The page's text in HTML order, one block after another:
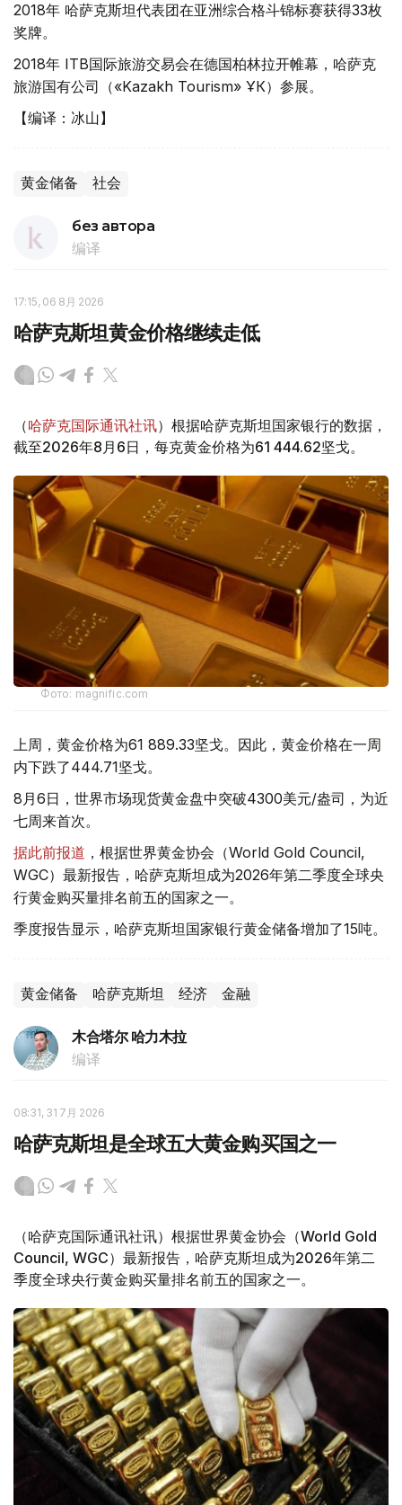
2018年 哈萨克斯坦代表团在亚洲综合格斗锦标赛获得33枚
奖牌。
2018年 ITB国际旅游交易会在德国柏林拉开帷幕，哈萨克
旅游国有公司（«Kazakh Tourism» ҰК）参展。
【编译：冰山】
黄金储备 社会
без автора
编译
17:15, 06 8月 2026
哈萨克斯坦黄金价格继续走低
（哈萨克国际通讯社讯）根据哈萨克斯坦国家银行的数据，
截至2026年8月6日，每克黄金价格为61 444.62坚戈。
Фото: magnific.com
上周，黄金价格为61 889.33坚戈。因此，黄金价格在一周
内下跌了444.71坚戈。
8月6日，世界市场现货黄金盘中突破4300美元/盎司，为近
七周来首次。
据此前报道 ，根据世界黄金协会（World Gold Council,
WGC）最新报告，哈萨克斯坦成为2026年第二季度全球央
行黄金购买量排名前五的国家之一。
季度报告显示，哈萨克斯坦国家银行黄金储备增加了15吨。
黄金储备 哈萨克斯坦 经济 金融
木合塔尔 哈力木拉
编译
08:31, 31 7月 2026
哈萨克斯坦是全球五大黄金购买国之一
（哈萨克国际通讯社讯）根据世界黄金协会（World Gold
Council, WGC）最新报告，哈萨克斯坦成为2026年第二
季度全球央行黄金购买量排名前五的国家之一。